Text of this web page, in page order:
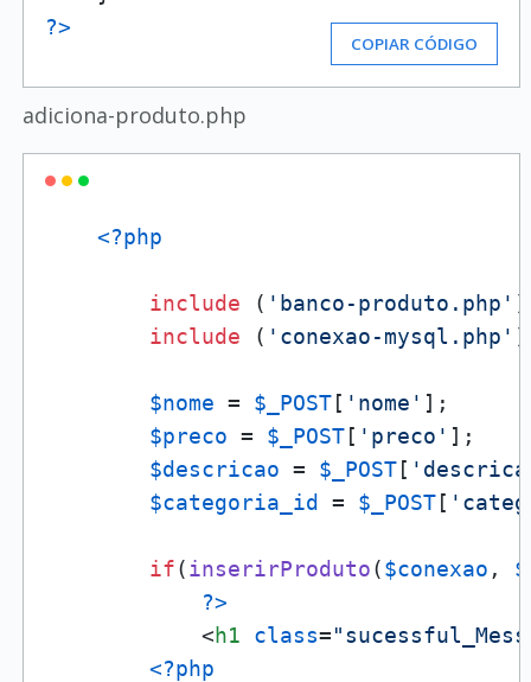
?>
COPIAR CÓDIGO
adiciona-produto.php
<?php
include ( 'banco-produto.php'
include ( 'conexao-mysql.php'
$nome = $_POST[ 'nome' ];
$preco = $_POST[ 'preco' ];
$descricao = $_POST[
$categoria_id
= $_POST[
if(inserirProduto($conexao ,
?>
<h1 class=
<?php